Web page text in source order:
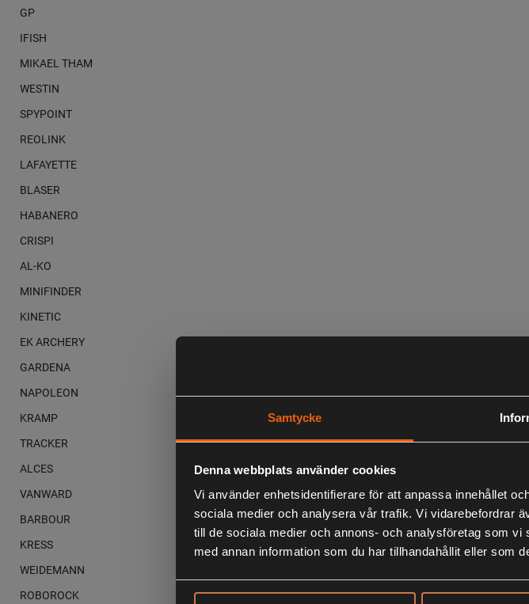
Samtycke
Denna webbplats använder cookies
Vi använder enhetsidentifierare för att anpassa innehållet
sociala medier och analysera vår trafik. Vi vidarebefordrar
till de sociala medier och annons- och analysföretag som
med annan information som du har tillhandahållit eller som
GP
IFISH
MIKAEL THAM
WESTIN
SPYPOINT
REOLINK
LAFAYETTE
BLASER
HABANERO
CRISPI
AL-KO
MINIFINDER
KINETIC
EK ARCHERY
GARDENA
NAPOLEON
KRAMP
TRACKER
ALCES
VANWARD
BARBOUR
KRESS
WEIDEMANN
ROBOROCK